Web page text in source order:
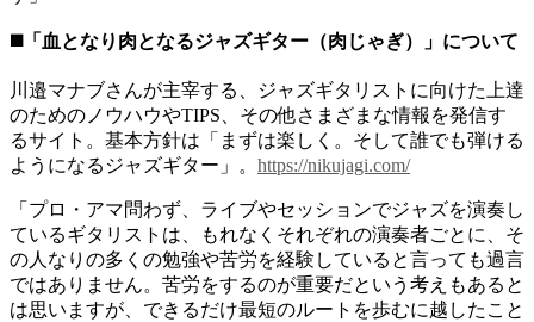
◼️「血となり肉となるジャズギター（肉じゃぎ）」について
川邉マナブさんが主宰する、ジャズギタリストに向けた上達
のためのノウハウやTIPS、その他さまざまな情報を発信す
るサイト。基本方針は「まずは楽しく。そして誰でも弾ける
ようになるジャズギター」。 https://nikujagi.com/
「プロ・アマ問わず、ライブやセッションでジャズを演奏し
ているギタリストは、もれなくそれぞれの演奏者ごとに、そ
の人なりの多くの勉強や苦労を経験していると言っても過言
ではありません。苦労をするのが重要だという考えもあると
は思いますが、できるだけ最短のルートを歩むに越したこと